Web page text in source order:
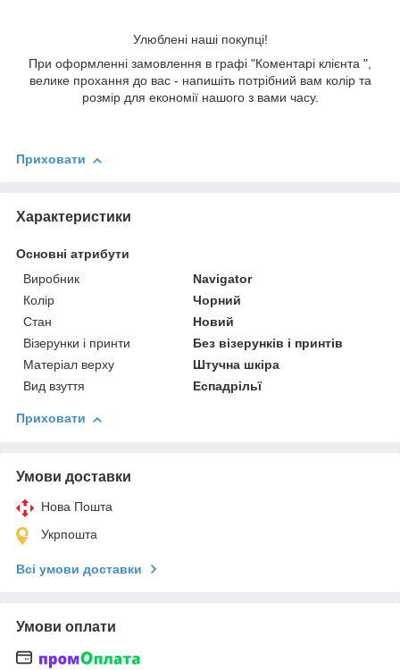
Улюблені наші покупці!
При оформленні замовлення в графі "Коментарі клієнта ",
велике прохання до вас - напишіть потрібний вам колір та
розмір для економії нашого з вами часу.
Приховати
Характеристики
Основні атрибути
Виробник
Navigator
Колір
Чорний
Стан
Новий
Візерунки і принти
Без візерунків і принтів
Матеріал верху
Штучна шкіра
Вид взуття
Еспадрільї
Приховати
Умови доставки
Нова Пошта
Укрпошта
Всі умови доставки
Умови оплати